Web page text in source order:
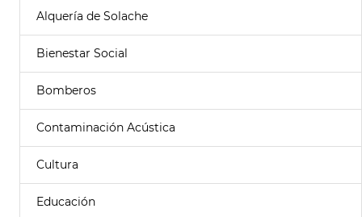
Alquería de Solache
Bienestar Social
Bomberos
Contaminación Acústica
Cultura
Educación